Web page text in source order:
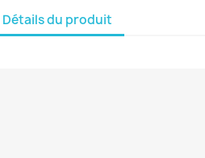
Détails du produit